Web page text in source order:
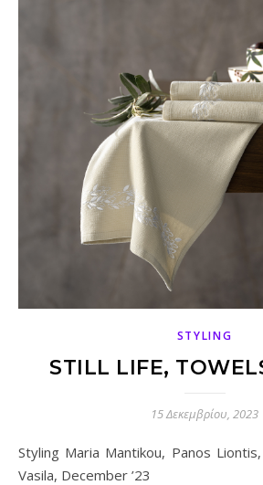
STYLING
STILL LIFE,
15 Δεκεμβρίου, 2023
Styling Maria Mantikou, Panos Liontis, Photography Thalia
Vasila, December ’23